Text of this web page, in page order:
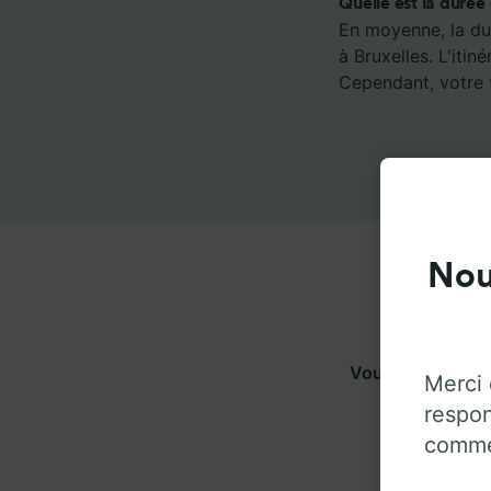
Quelle est la durée
En moyenne, la
à Bruxelles.
Cependant,
Vous pouvez
Merci